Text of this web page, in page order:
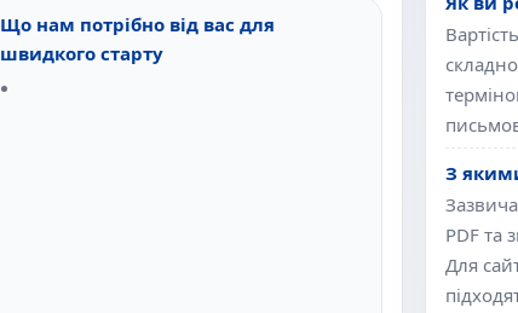
Що нам потрібно від вас для
швидкого старту
З
PDF та
Для